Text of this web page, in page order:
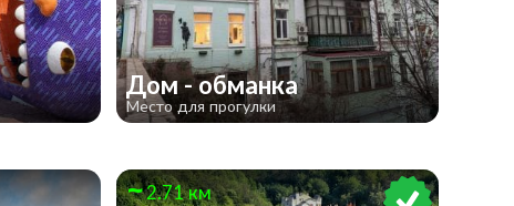
Дом - обманка
Место для прогулки
2.71 км